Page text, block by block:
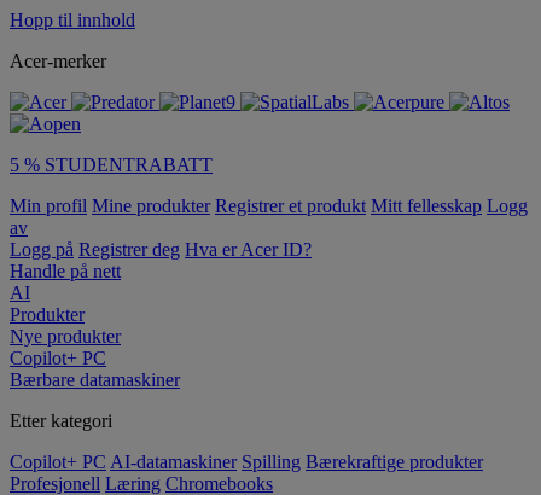
Hopp til innhold
Acer-merker
5 % STUDENTRABATT
Min profil Mine produkter Registrer et produkt Mitt fellesskap Logg
av
Logg på Registrer deg Hva er Acer ID?
Handle på nett
AI
Produkter
Nye produkter
Copilot+ PC
Bærbare datamaskiner
Etter kategori
Copilot+ PC AI-datamaskiner Spilling Bærekraftige produkter
Profesjonell Læring Chromebooks